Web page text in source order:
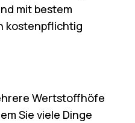
mit bestem
kostenpflichtig
Wertstoffhöfe
Sie viele Dinge